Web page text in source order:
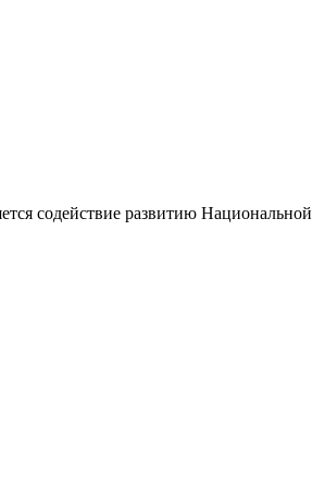
содействие развитию